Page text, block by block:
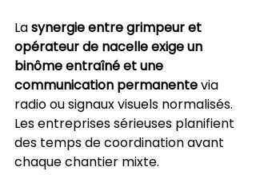
La synergie entre grimpeur et
opérateur de nacelle exige un
binôme entraîné et une
communication permanente via
radio ou signaux visuels normalisés.
Les entreprises sérieuses planifient
des temps de coordination avant
chaque chantier mixte.